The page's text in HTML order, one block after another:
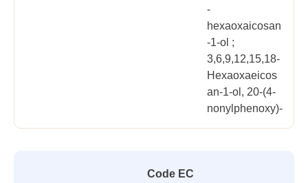
-
hexaoxaicosan
-1-ol ;
3,6,9,12,15,18-
Hexaoxaeicos
an-1-ol, 20-(4-
nonylphenoxy)-
Code EC